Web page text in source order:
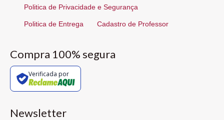
Politica de Privacidade e Segurança
Politica de Entrega Cadastro de Professor
Compra 100% segura
Verificada por
Newsletter